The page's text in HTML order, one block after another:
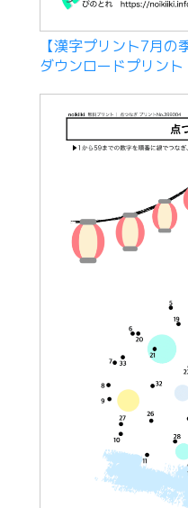
【漢字プリント7月
ダウンロードプリント